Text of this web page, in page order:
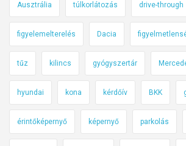
Ausztrália túlkorlátozás drive-through
figyelemelterelés Dacia
tűz kilincs gyógyszertár
hyundai kona kérdőív BKK
érintőképernyő képernyő parkolás